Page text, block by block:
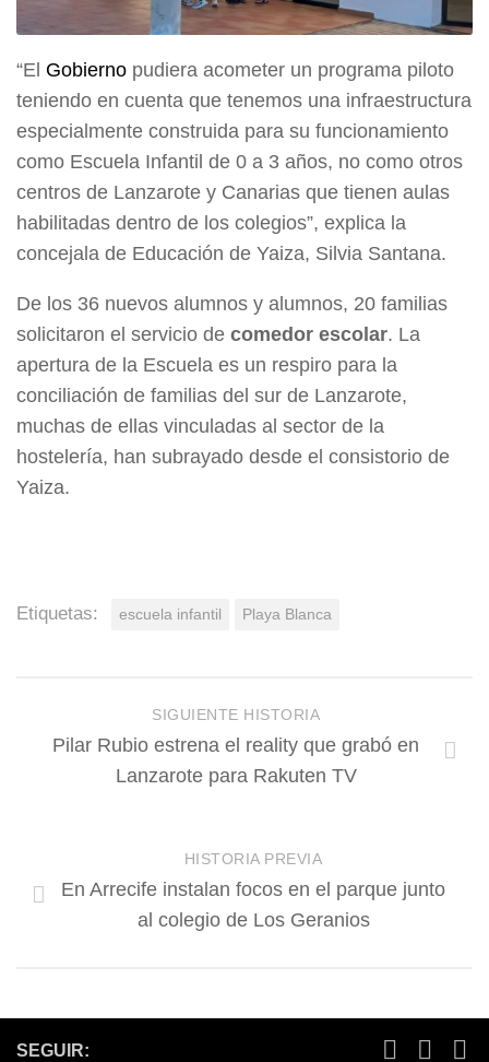
“El Gobierno pudiera acometer un programa piloto
teniendo en cuenta que tenemos una infraestructura
especialmente construida para su funcionamiento
como Escuela Infantil de 0 a 3 años, no como otros
centros de Lanzarote y Canarias que tienen aulas
habilitadas dentro de los colegios”, explica la
concejala de Educación de Yaiza, Silvia Santana.
De los 36 nuevos alumnos y alumnos, 20 familias
solicitaron el servicio de comedor escolar. La
apertura de la Escuela es un respiro para la
conciliación de familias del sur de Lanzarote,
muchas de ellas vinculadas al sector de la
hostelería, han subrayado desde el consistorio de
Yaiza.
Etiquetas: escuela infantil Playa Blanca
SIGUIENTE HISTORIA
Pilar Rubio estrena el reality que grabó en
Lanzarote para Rakuten TV
HISTORIA PREVIA
En Arrecife instalan focos en el parque junto
al colegio de Los Geranios
SEGUIR: